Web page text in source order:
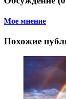
Мое мнение
Похожие